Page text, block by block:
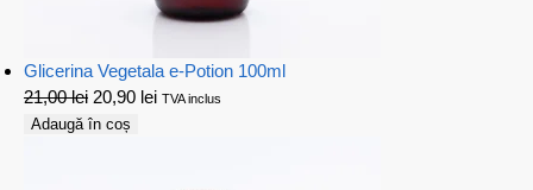
Glicerina Vegetala e-Potion 100ml
21,00lei 20,90 lei TVA inclus
Adaugă în coș